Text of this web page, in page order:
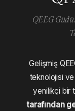
QEEG
Gelişmiş
teknolojisi
yenilikçi bir
tarafından